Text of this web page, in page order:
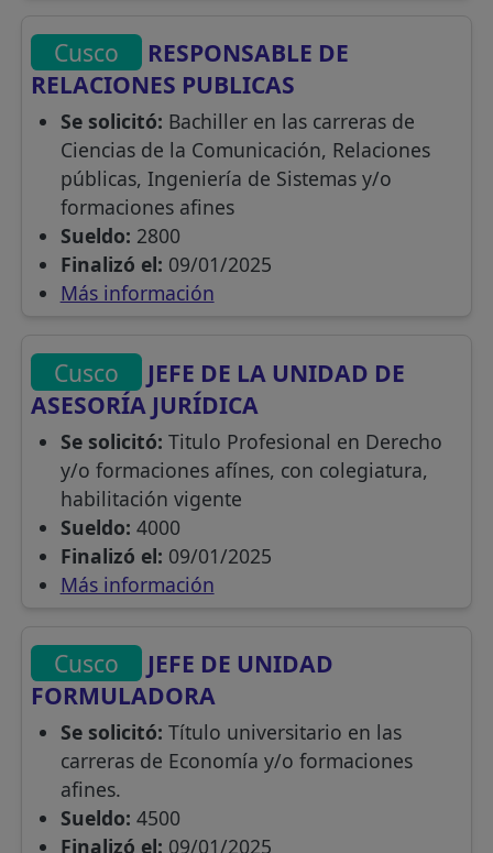
Cusco
RESPONSABLE DE
RELACIONES PUBLICAS
Se solicitó: Bachiller en las carreras de
Ciencias de la Comunicación, Relaciones
públicas, Ingeniería de Sistemas y/o
formaciones afines
Sueldo: 2800
Finalizó el: 09/01/2025
Más información
Cusco
JEFE DE LA UNIDAD DE
ASESORÍA JURÍDICA
Se solicitó: Titulo Profesional en Derecho
y/o formaciones afínes, con colegiatura,
habilitación vigente
Sueldo: 4000
Finalizó el: 09/01/2025
Más información
Cusco
JEFE DE UNIDAD
FORMULADORA
Se solicitó: Título universitario en las
carreras de Economía y/o formaciones
afines.
Sueldo: 4500
Finalizó el: 09/01/2025